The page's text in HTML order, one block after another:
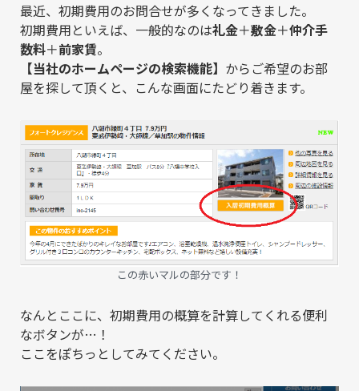
最近、初期費用のお問合せが多くなってきました。
初期費用といえば、一般的なのは礼金＋敷金＋仲介手
数料＋前家賃。
【当社のホームページの検索機能】 からご希望のお部
屋を探して頂くと、こんな画面にたどり着きます。
この赤いマルの部分です！
なんとここに、初期費用の概算を計算してくれる便利
なボタンが…！
ここをぽちっとしてみてください。